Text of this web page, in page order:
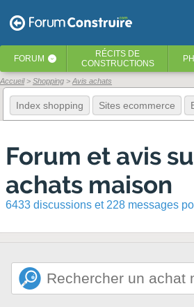
FORUM ‹ RÉCITS DE
CONSTRUCTIONS
Accueil Shopping Avis achats
Index shopping Sites ecommerce
Forum et avis
achats maison
6433 discussions et 228 messages